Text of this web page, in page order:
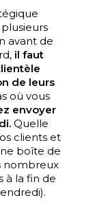
avant de
il faut
de leurs
où vous
envoyer
Quelle
clients et
boîte de
nombreux
à la fin de